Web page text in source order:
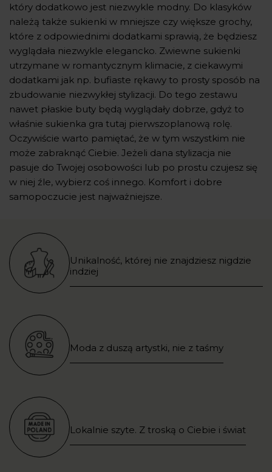
który dodatkowo jest niezwykle modny. Do klasyków
należą także sukienki w mniejsze czy większe grochy,
które z odpowiednimi dodatkami sprawią, że będziesz
wyglądała niezwykle elegancko. Zwiewne sukienki
utrzymane w romantycznym klimacie, z ciekawymi
dodatkami jak np. bufiaste rękawy to prosty sposób na
zbudowanie niezwykłej stylizacji. Do tego zestawu
nawet płaskie buty będą wyglądały dobrze, gdyż to
właśnie sukienka gra tutaj pierwszoplanową rolę.
Oczywiście warto pamiętać, że w tym wszystkim nie
może zabraknąć Ciebie. Jeżeli dana stylizacja nie
pasuje do Twojej osobowości lub po prostu czujesz się
w niej źle, wybierz coś innego. Komfort i dobre
samopoczucie jest najważniejsze.
Unikalność, której nie znajdziesz nigdzie
indziej
Moda z duszą artystki, nie z taśmy
Lokalnie szyte. Z troską o Ciebie i świat